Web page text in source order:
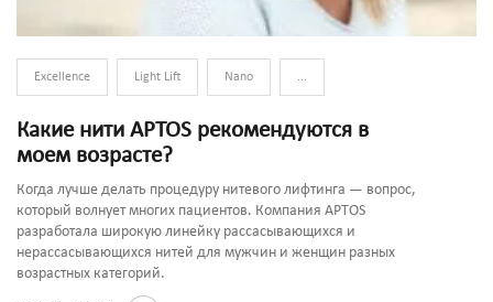
Excellence Light Lift Nano ...
Какие нити APTOS рекомендуются в
моем возрасте?
Когда лучше делать процедуру нитевого лифтинга — вопрос,
который волнует многих пациентов. Компания APTOS
разработала широкую линейку рассасывающихся и
нерассасывающихся нитей для мужчин и женщин разных
возрастных категорий.